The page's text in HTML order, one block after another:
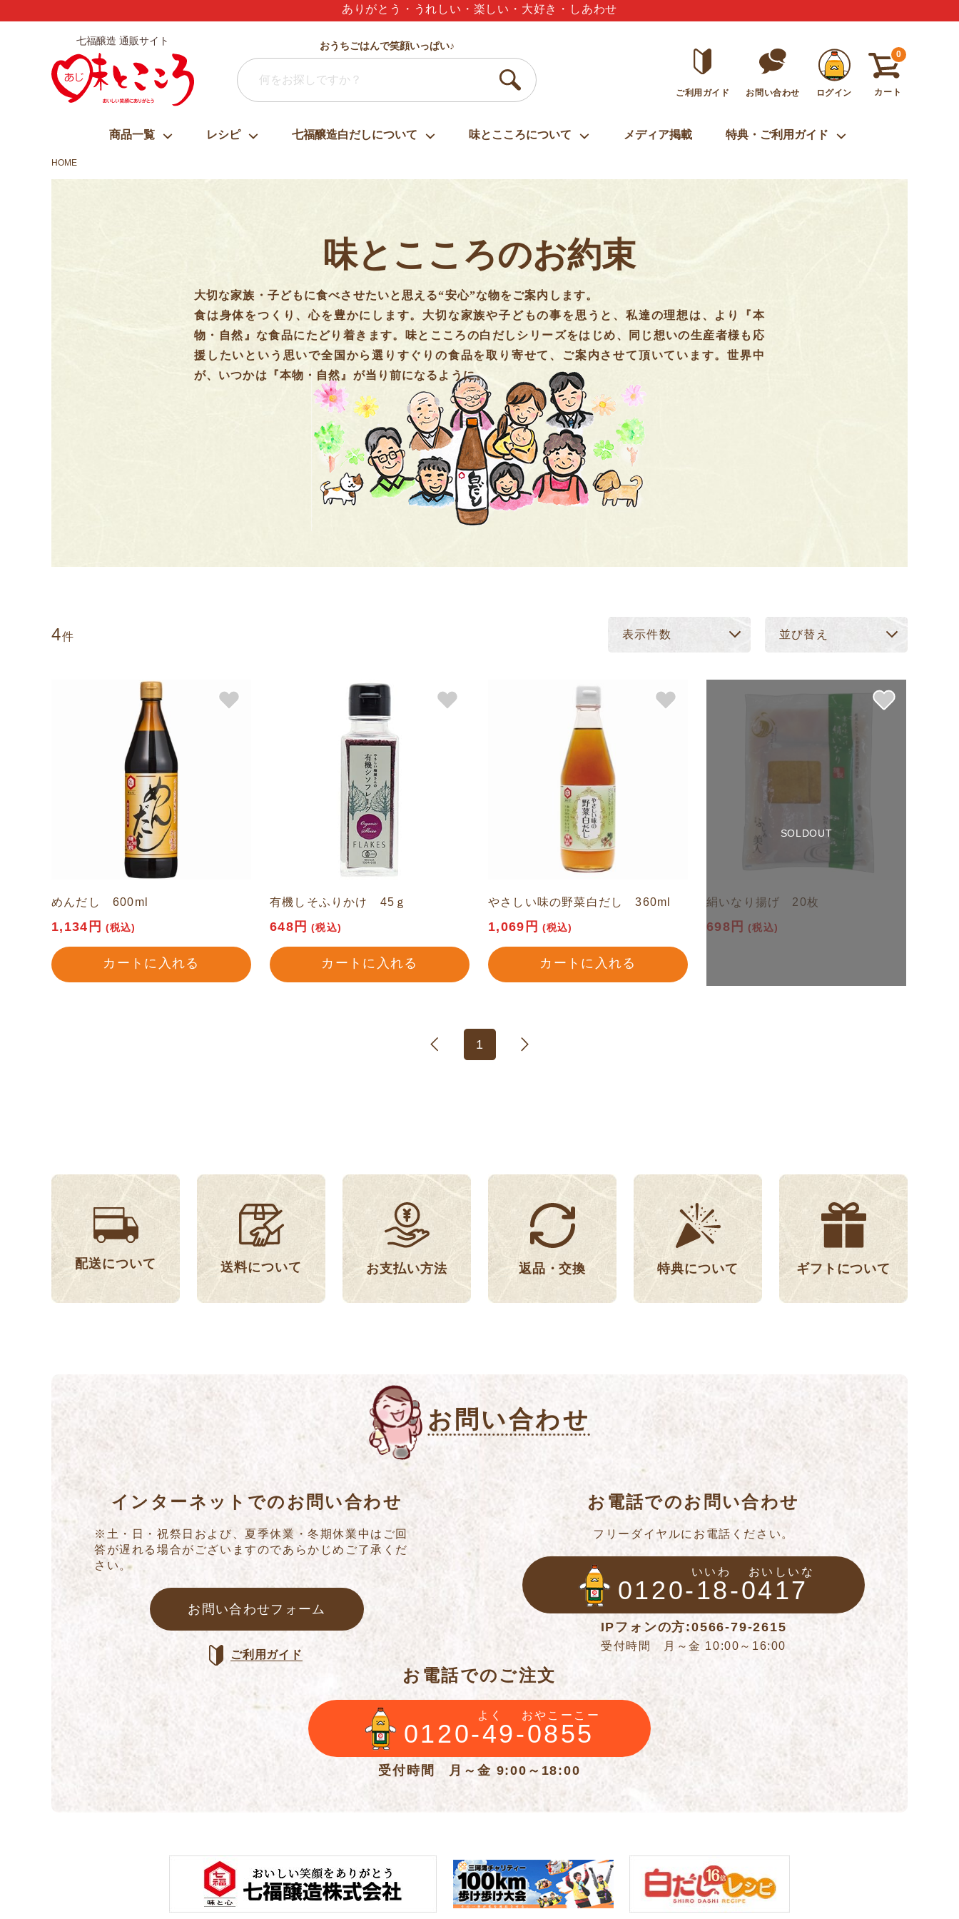
夏のギフトセット3,000円以上で送料無料
七福醸造 通販サイト おうちごはんで笑顔いっぱい♪
ご利用ガイド お問い合わせ ログイン
0
カート
商品一覧 レシピ 七福醸造白だしについて 味とこころについて メディア掲載 特典・ご利用ガイド
HOME
味とこころのお約束
大切な家族・子どもに食べさせたいと思える“安心”な物をご案内します。
食は身体をつくり、心を豊かにします。大切な家族や子どもの事を思うと、私達の理想は、より『本
物・自然』な食品にたどり着きます。味とこころの白だしシリーズをはじめ、同じ想いの生産者様も応
援したいという思いで全国から選りすぐりの食品を取り寄せて、ご案内させて頂いています。世界中
が、いつかは『本物・自然』が当り前になるように。
4件 表示件数 並び替え
めんだし 600ml
1,134円 (税込)
カートに入れる
有機しそふりかけ 45ｇ
648円 (税込)
カートに入れる
やさしい味の野菜白だし 360ml
1,069円 (税込)
カートに入れる
SOLDOUT
絹いなり揚げ 20枚
698円 (税込)
1
配送について 送料について お支払い方法 返品・交換 特典について ギフトについて
お問い合わせ
インターネットでのお問い合わせ
※土・日・祝祭日および、夏季休業・冬期休業中はご回
答が遅れる場合がございますのであらかじめご了承くだ
さい。
お問い合わせフォーム
ご利用ガイド
お電話でのお問い合わせ
フリーダイヤルにお電話ください。
いいわ おいしいな
0120-18-0417
IPフォンの方:0566-79-2615
受付時間 月～金 10:00～16:00
お電話でのご注文
よく おやこーこー
0120-49-0855
受付時間 月～金 9:00～18:00